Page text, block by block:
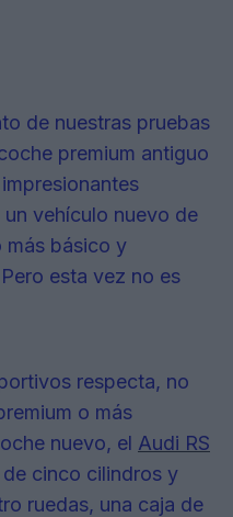
de nuestras pruebas
premium antiguo
vehículo nuevo de
más básico y
esta vez no es
respecta, no
o más
nuevo, el Audi RS
cinco cilindros y
ruedas, una caja de